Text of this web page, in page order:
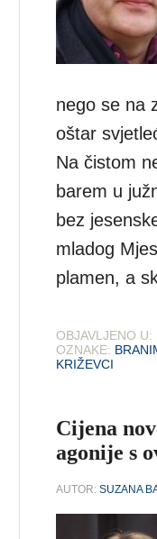
nego se na
oštar
Na čistom
barem u
bez
mladog
plamen, a
OBJAVLJENO U:
OZNAKE:
KRIŽEVCI
Cijena
agonije s
AUTOR:SUZANA